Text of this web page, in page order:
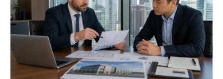
za swoje właściwości eleganckiego wyglądu oraz doskonałą
odporność na wilgoć. Jednocześnie, wybierając producenta
drzwi zewnętrznych, należy zwrócić uwagę na to, czy
wykorzystuje on drewno sezonowane, które jest bardziej
stabilne pod względem wymiarów i mniej podatne na pękanie
czy deformacje. W przypadku drzwi zewnętrznych,
odpowiednia selekcja drewna ma znaczenie nie tylko
estetyczne, lecz również praktyczne, zapewniając
bezpieczeństwo i trwałość.